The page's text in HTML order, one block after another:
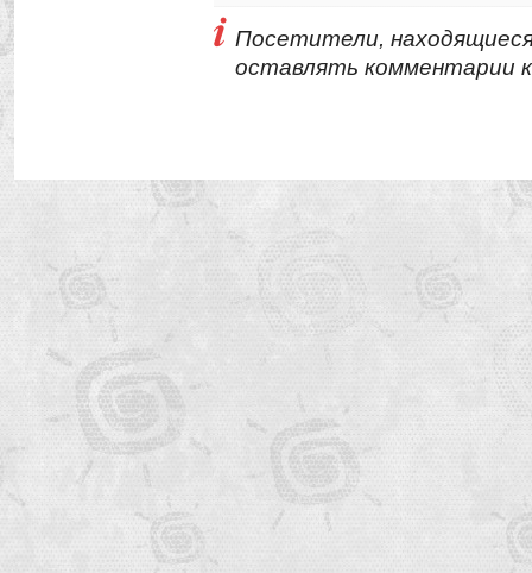
Посетители,
оставлять комментарии